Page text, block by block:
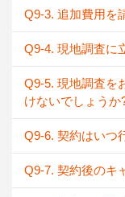
Q9-3. 追加費用を
Q9-4. 現地調査に
Q9-5. 現地調査を
けないでしょうか
Q9-6. 契約はいつ
Q9-7. 契約後のキ